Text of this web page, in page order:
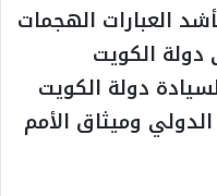
العبارات الهجمات
دولة الكويت
دولة الكويت
وميثاق الأمم